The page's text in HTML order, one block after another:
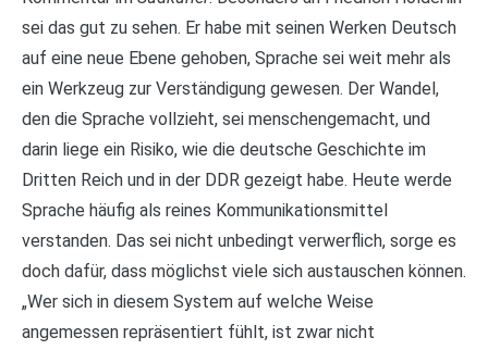
sei das gut zu sehen. Er habe mit seinen Werken Deutsch
auf eine neue Ebene gehoben, Sprache sei weit mehr als
ein Werkzeug zur Verständigung gewesen. Der Wandel,
den die Sprache vollzieht, sei menschengemacht, und
darin liege ein Risiko, wie die deutsche Geschichte im
Dritten Reich und in der DDR gezeigt habe. Heute werde
Sprache häufig als reines Kommunikationsmittel
verstanden. Das sei nicht unbedingt verwerflich, sorge es
doch dafür, dass möglichst viele sich austauschen können.
„Wer sich in diesem System auf welche Weise
angemessen repräsentiert fühlt, ist zwar nicht